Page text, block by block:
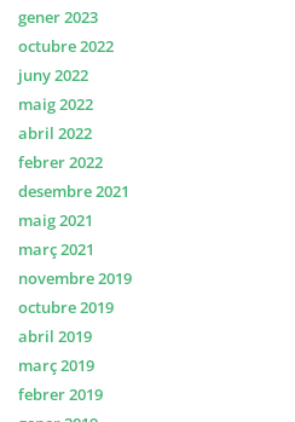
gener 2023
octubre 2022
juny 2022
maig 2022
abril 2022
febrer 2022
desembre 2021
maig 2021
març 2021
novembre 2019
octubre 2019
abril 2019
març 2019
febrer 2019